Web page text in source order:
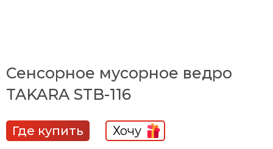
Сенсорное мусорное ведро
TAKARA STB-116
Где купить Хочу